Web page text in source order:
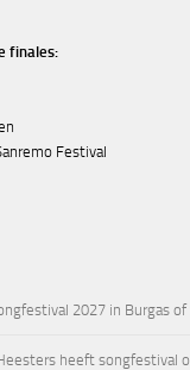
finales:
Festival
2027 in Burgas of
heeft songfestival